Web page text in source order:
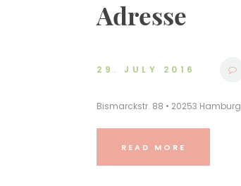
Adresse
29. JULY 2016
Bismarckstr. 88 • 20253 Hamburg
READ MORE